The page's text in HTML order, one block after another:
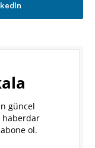
güncel
haberdar
ol.